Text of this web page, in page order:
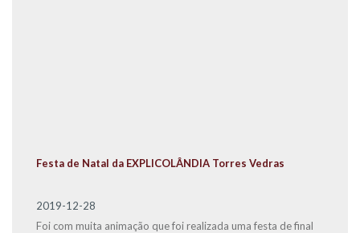
Festa de Natal da EXPLICOLÂNDIA Torres Vedras
2019-12-28
Foi com muita animação que foi realizada uma festa de final